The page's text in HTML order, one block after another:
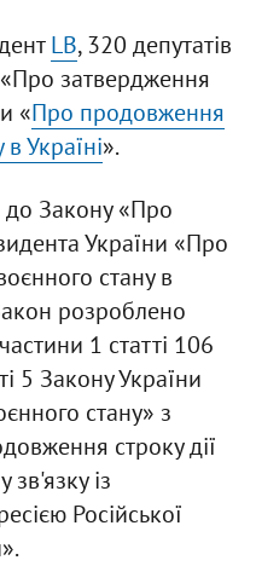
LB, 320 депутатів
затвердження
«Про продовження
Україні».
до Закону «Про
України «Про
стану в
розроблено
1 статті 106
5 Закону України
стану» з
строку дії
зв'язку із
Російської